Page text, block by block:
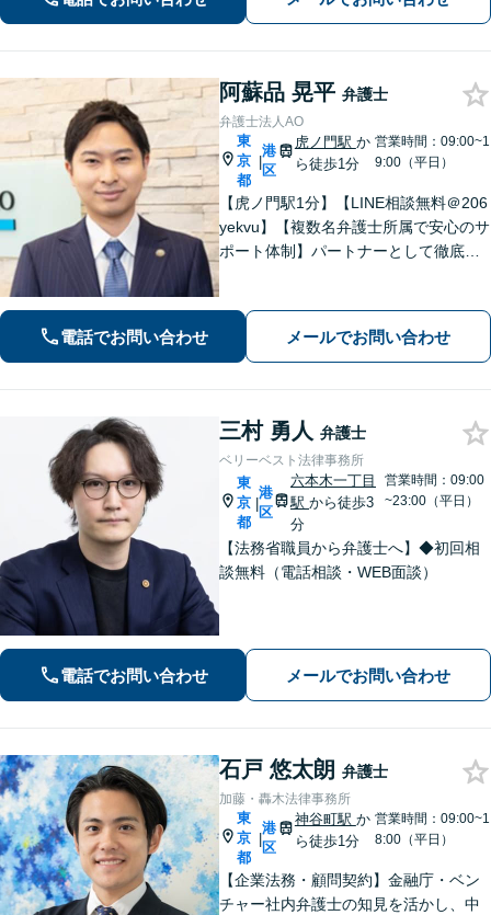
寄り添った解決を目指します【赤坂見
阿蘇品 晃平 弁護士
弁護士法人AO
東
京
都
|
港
区
虎ノ門駅 か
ら徒歩1分
営業時間：09:00~1
9:00（平日）
【虎ノ門駅1分】【LINE相談無料＠206
yekvu】【複数名弁護士所属で安心のサ
ポート体制】パートナーとして徹底的
い！【後払い利用可】
電話でお問い合わせ メールでお問い合わせ
三村 勇人 弁護士
ベリーベスト法律事務所
東
京
都
|
港
区
六本木一丁目
駅 から徒歩3
分
営業時間：09:00
~23:00（平日）
【法務省職員から弁護士へ】◆初回相
談無料（電話相談・WEB面談）
電話でお問い合わせ メールでお問い合わせ
石戸 悠太朗 弁護士
加藤・轟木法律事務所
東
京
都
|
港
区
神谷町駅 か
ら徒歩1分
営業時間：09:00~1
8:00（平日）
【企業法務・顧問契約】金融庁・ベン
チャー社内弁護士の知見を活かし、中